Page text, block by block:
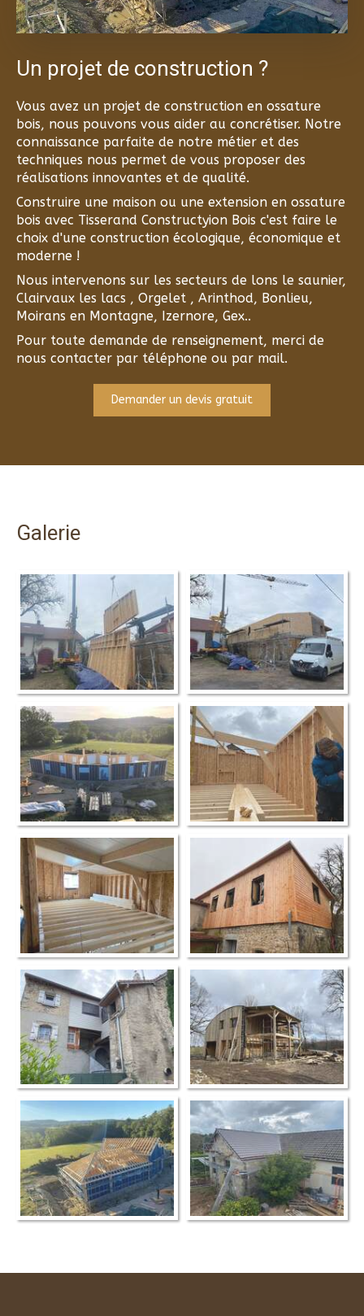
Un projet de construction ?
Vous avez un projet de construction en ossature
bois, nous pouvons vous aider au concrétiser. Notre
connaissance parfaite de notre métier et des
techniques nous permet de vous proposer des
réalisations innovantes et de qualité.
Construire une maison ou une extension en ossature
bois avec Tisserand Constructyion Bois c'est faire le
choix d'une construction écologique, économique et
moderne !
Nous intervenons sur les secteurs de lons le saunier,
Clairvaux les lacs , Orgelet , Arinthod, Bonlieu,
Moirans en Montagne, Izernore, Gex..
Pour toute demande de renseignement, merci de
nous contacter par téléphone ou par mail.
Demander un devis gratuit
Galerie